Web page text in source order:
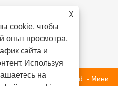
X
cookie, чтобы
опыт просмотра,
сайта и
Используя
на
Automotive Co., Ltd. - Мини